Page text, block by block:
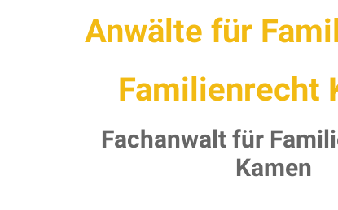
Anwälte für
Familienrecht
Fachanwalt für
Kamen